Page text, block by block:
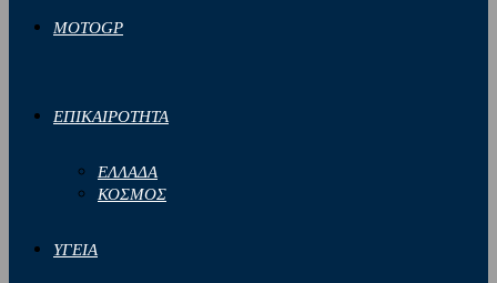
MOTOGP
ΕΠΙΚΑΙΡΟΤΗΤΑ
ΕΛΛΑΔΑ
ΚΟΣΜΟΣ
ΥΓΕΙΑ